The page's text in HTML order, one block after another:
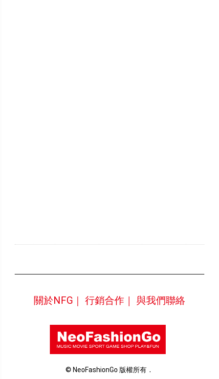
關於NFG｜ 行銷合作｜ 與我們聯絡
© NeoFashionGo 版權所有．